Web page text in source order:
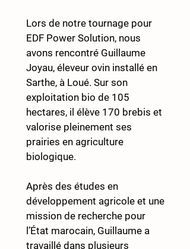
Lors de notre tournage pour
EDF Power Solution, nous
avons rencontré Guillaume
Joyau, éleveur ovin installé en
Sarthe, à Loué. Sur son
exploitation bio de 105
hectares, il élève 170 brebis et
valorise pleinement ses
prairies en agriculture
biologique.
Après des études en
développement agricole et une
mission de recherche pour
l’État marocain, Guillaume a
travaillé dans plusieurs